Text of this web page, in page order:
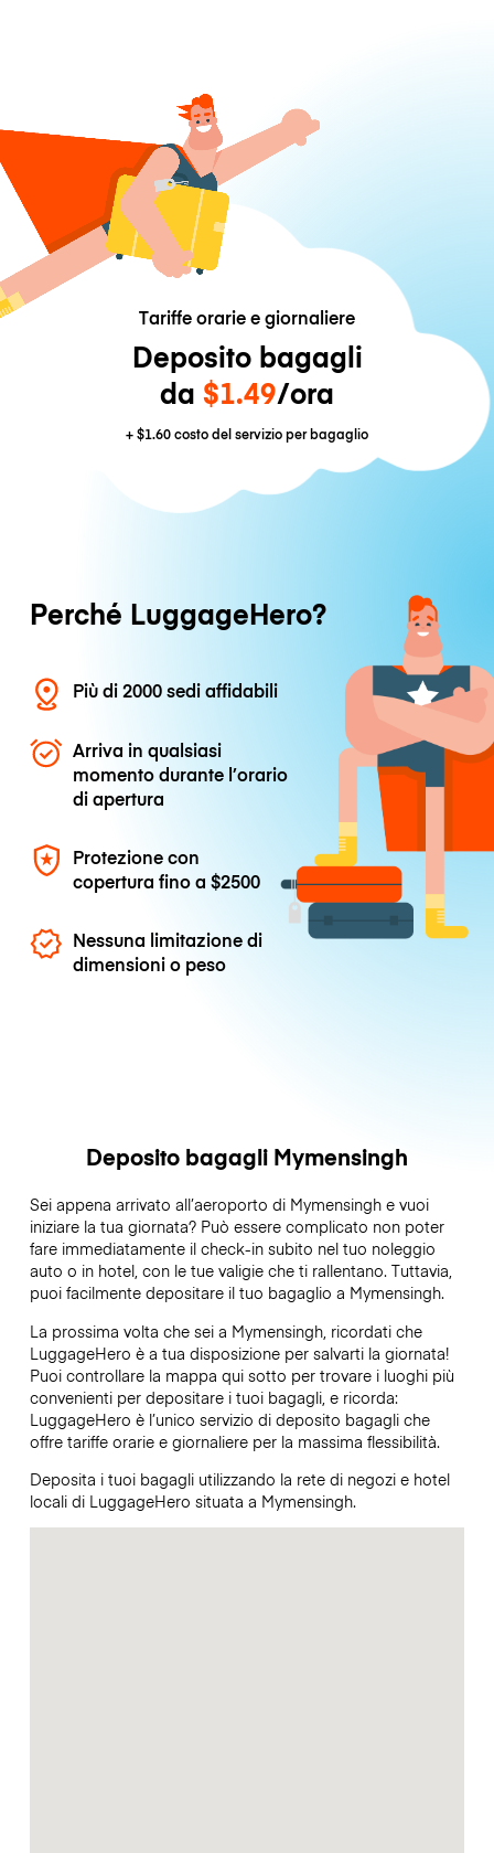
Tariffe orarie e giornaliere
Deposito bagagli
da $1.49/ora
+$1.60costo del servizio per bagaglio
Perché LuggageHero?
Più di 2000 sedi affidabili
Arriva in qualsiasi
momento durante l’orario
di apertura
Protezione con
copertura fino a$2500
Nessuna limitazione di
dimensioni o peso
Deposito bagagli Mymensingh
Sei appena arrivato all’aeroporto di Mymensingh e vuoi
iniziare la tua giornata? Può essere complicato non poter
fare immediatamente il check-in subito nel tuo noleggio
auto o in hotel, con le tue valigie che ti rallentano. Tuttavia,
puoi facilmente depositare il tuo bagaglio a Mymensingh.
La prossima volta che sei a Mymensingh, ricordati che
LuggageHero è a tua disposizione per salvarti la giornata!
Puoi controllare la mappa qui sotto per trovare i luoghi più
convenienti per depositare i tuoi bagagli, e ricorda:
LuggageHero è l’unico servizio di deposito bagagli che
offre tariffe orarie e giornaliere per la massima flessibilità.
Deposita i tuoi bagagli utilizzando la rete di negozi e hotel
locali di LuggageHero situata a Mymensingh.